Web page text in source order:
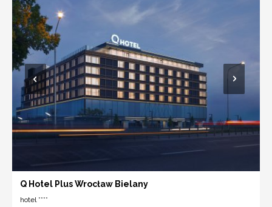
Q Hotel Plus Wrocław Bielany
hotel ****